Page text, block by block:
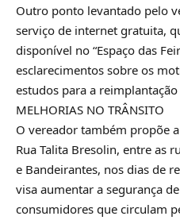
Outro ponto levantado pelo
serviço de internet gratuita,
disponível no “Espaço das
esclarecimentos sobre os
estudos para a reimplantação
MELHORIAS NO TRÂNSITO
O vereador também propõe
Rua Talita Bresolin, entre as
e Bandeirantes, nos dias de
visa aumentar a segurança
consumidores que circulam